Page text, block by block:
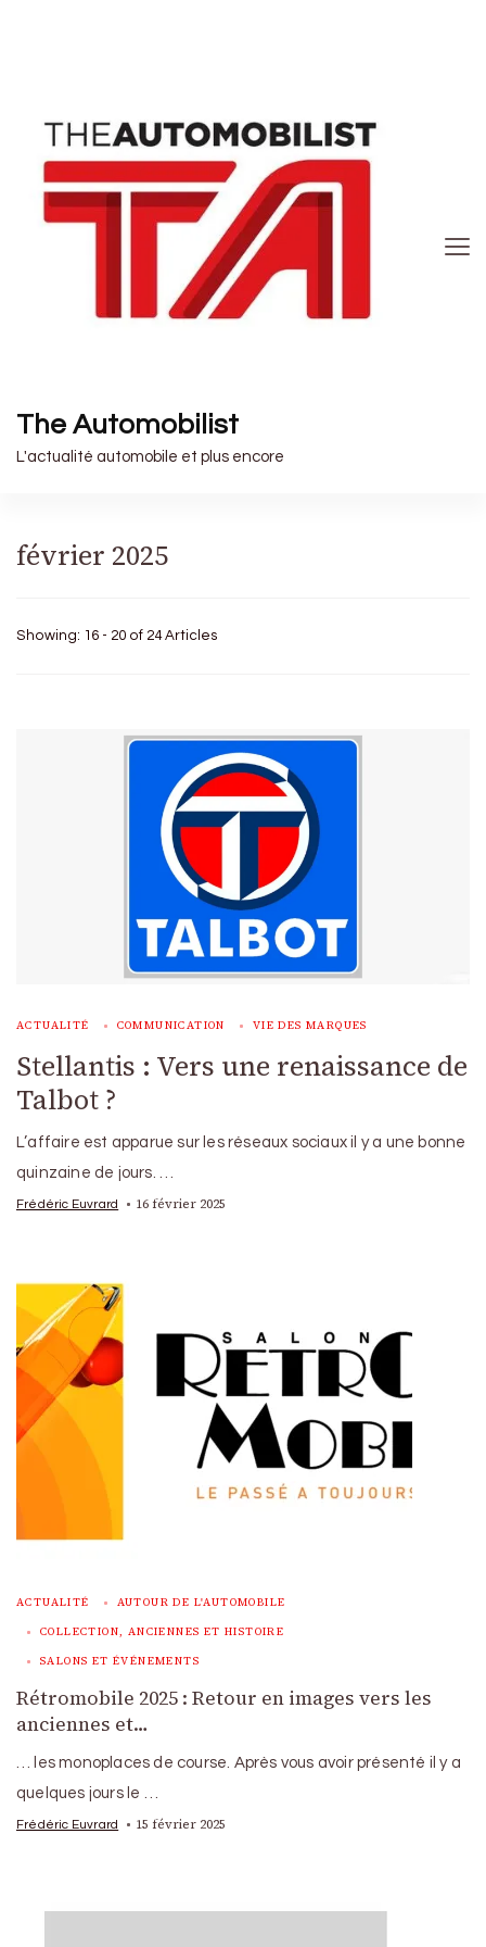
The Automobilist
L'actualité automobile et plus encore
février 2025
Showing: 16 - 20 of 24 Articles
ACTUALITÉ COMMUNICATION VIE DES MARQUES
Stellantis : Vers une renaissance de
Talbot ?
L’affaire est apparue sur les réseaux sociaux il y a une bonne
quinzaine de jours. …
Frédéric Euvrard 16 février 2025
ACTUALITÉ AUTOUR DE L'AUTOMOBILE
COLLECTION, ANCIENNES ET HISTOIRE
SALONS ET ÉVÉNEMENTS
Rétromobile 2025 : Retour en images vers les
anciennes et…
… les monoplaces de course. Après vous avoir présenté il y a
quelques jours le …
Frédéric Euvrard 15 février 2025